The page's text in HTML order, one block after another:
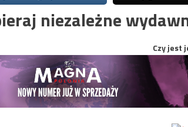
niezależne
Czy jest